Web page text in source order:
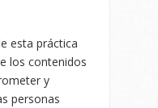
esta práctica
los contenidos
y
personas